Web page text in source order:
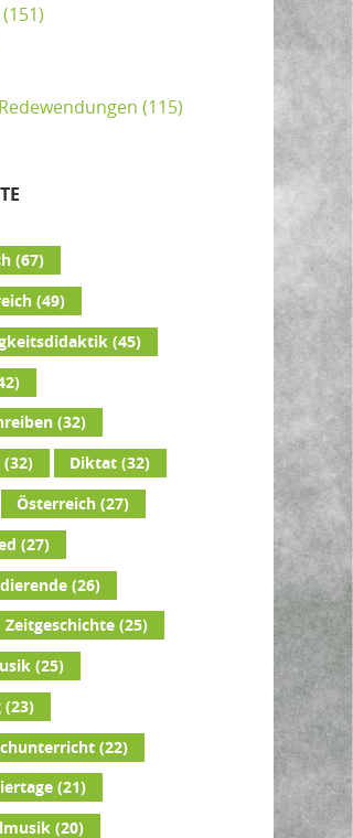
(151)
(115)
(67)
(49)
(45)
(32)
(32) Diktat (32)
Österreich (27)
(27)
(26)
Zeitgeschichte (25)
(25)
(23)
(22)
(21)
(20)